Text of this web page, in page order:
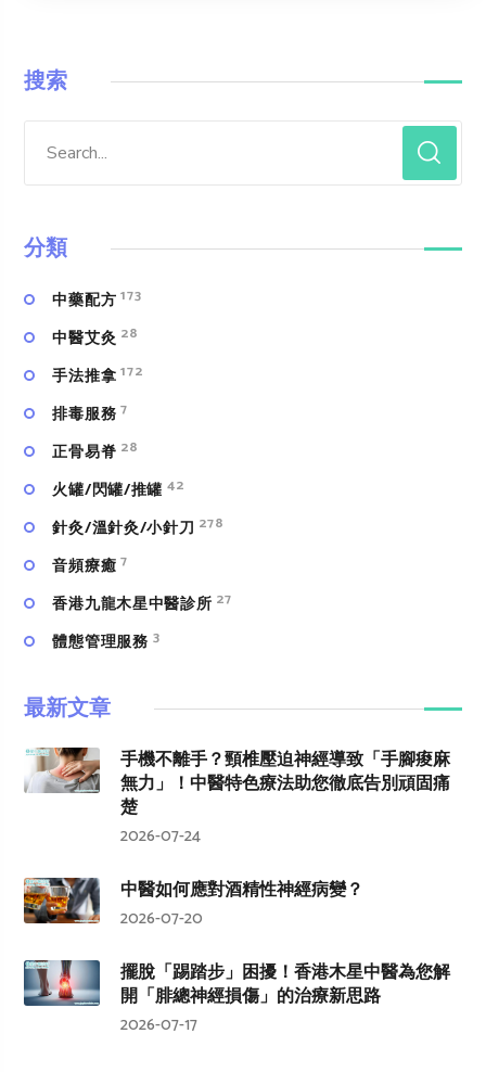
搜索
分類
中藥配方 173
中醫艾灸 28
手法推拿 172
排毒服務 7
正骨易脊 28
火罐/閃罐/推罐 42
針灸/溫針灸/小針刀 278
⾳頻療癒 7
香港九龍木星中醫診所 27
體態管理服務 3
最新文章
手機不離手？頸椎壓迫神經導致「手腳痠麻
無力」！中醫特色療法助您徹底告別頑固痛
楚
2026-07-24
中醫如何應對酒精性神經病變？
2026-07-20
擺脫「踢踏步」困擾！香港木星中醫為您解
開「腓總神經損傷」的治療新思路
2026-07-17